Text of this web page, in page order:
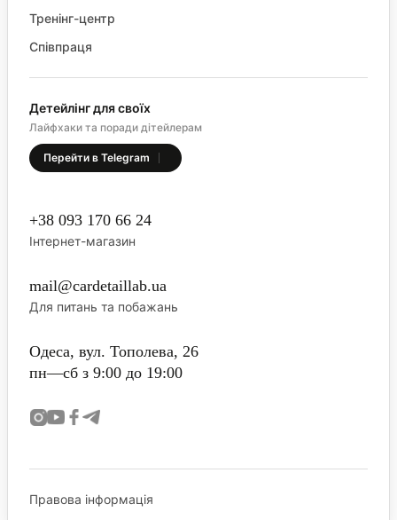
+38 093 170 66 24
Інтернет-магазин
mail@cardetaillab.ua
Для питань та побажань
Одеса, вул. Тополева, 26
пн—сб з 9:00 до 19:00
Тренінг-центр
Співпраця
Детейлінг для своїх
Лайфхаки та поради дітейлерам
Перейти в Telegram
Правова інформація